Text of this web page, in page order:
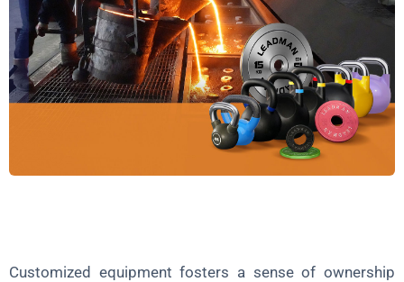
Customized equipment fosters a sense of ownership